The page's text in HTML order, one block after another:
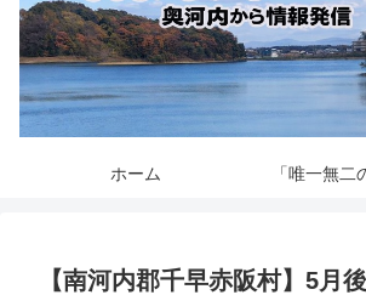
ホーム
【南河内郡千早赤阪村】5月